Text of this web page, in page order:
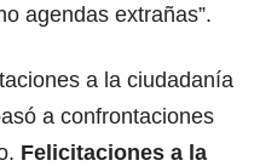
agendas extrañas”.
a la ciudadanía
a confrontaciones
Felicitaciones a la